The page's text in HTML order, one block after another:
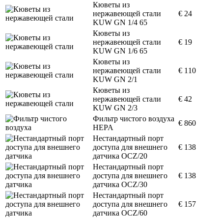
Кюветы из
нержавеющей стали
KUW GN 1/4 65
€ 24
Кюветы из
нержавеющей стали
KUW GN 1/6 65
€ 19
Кюветы из
нержавеющей стали
KUW GN 2/1
€ 110
Кюветы из
нержавеющей стали
KUW GN 2/3
€ 42
Фильтр чистого воздуха
HEPA
€ 860
Нестандартный порт
доступа для внешнего
датчика OCZ/20
€ 138
Нестандартный порт
доступа для внешнего
датчика OCZ/30
€ 138
Нестандартный порт
доступа для внешнего
датчика OCZ/60
€ 157